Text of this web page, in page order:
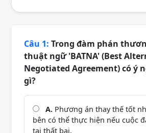
Câu 1: Trong đàm phán
thuật ngữ 'BATNA' (Best
Negotiated Agreement) có ý
gì?
A. Phương án thay thế tốt
bên có thể thực hiện nếu cuộc
tại thất bại.